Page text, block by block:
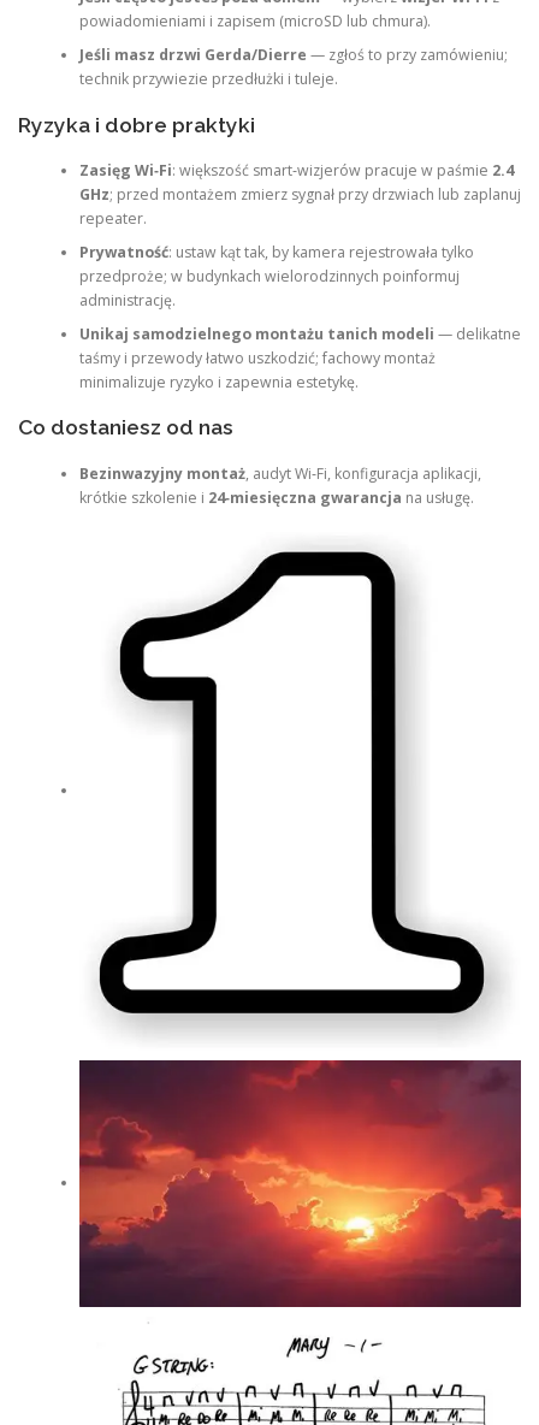
powiadomieniami i zapisem (microSD lub chmura).
Jeśli masz drzwi Gerda/Dierre — zgłoś to przy zamówieniu;
technik przywiezie przedłużki i tuleje.
Ryzyka i dobre praktyki
Zasięg Wi‑Fi: większość smart‑wizjerów pracuje w paśmie 2.4
GHz; przed montażem zmierz sygnał przy drzwiach lub zaplanuj
repeater.
Prywatność: ustaw kąt tak, by kamera rejestrowała tylko
przedproże; w budynkach wielorodzinnych poinformuj
administrację.
Unikaj samodzielnego montażu tanich modeli — delikatne
taśmy i przewody łatwo uszkodzić; fachowy montaż
minimalizuje ryzyko i zapewnia estetykę.
Co dostaniesz od nas
Bezinwazyjny montaż, audyt Wi‑Fi, konfiguracja aplikacji,
krótkie szkolenie i 24‑miesięczna gwarancja na usługę.